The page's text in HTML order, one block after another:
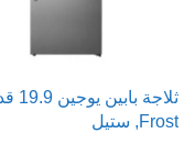
Frost, ستيل